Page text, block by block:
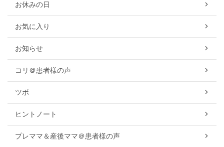
お休みの日
お気に入り
お知らせ
コリ＠患者様の声
ツボ
ヒントノート
プレママ＆産後ママ＠患者様の声